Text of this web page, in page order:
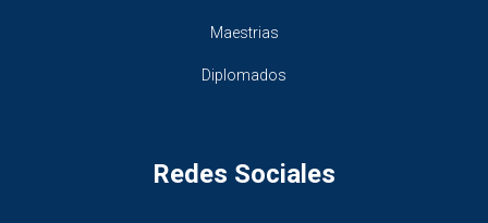
Maestrias
Diplomados
Redes Sociales